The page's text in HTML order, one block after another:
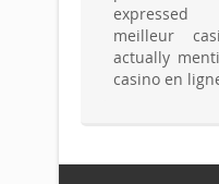
expressed
meilleur
actually
casino en